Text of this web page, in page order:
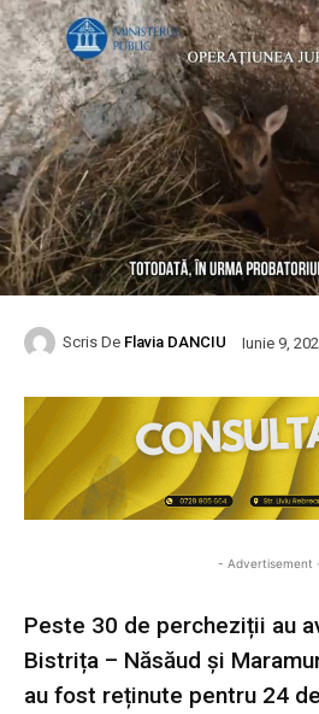
Scris De Flavia DANCIU Iunie 9,
- Advertisement
Peste 30 de percheziții au
Bistrița – Năsăud și
au fost reținute pentru 24